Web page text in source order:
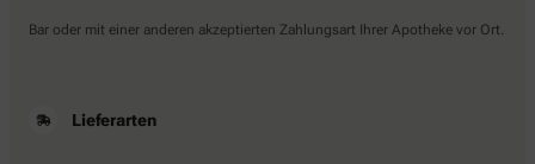
Bar oder mit einer anderen akzeptierten Zahlungsart Ihrer Apotheke vor Ort.
Lieferarten